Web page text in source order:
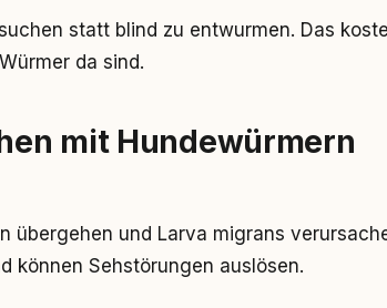
statt blind zu entwurmen. Das
da sind.
mit Hundewürmern
übergehen und Larva migrans
können Sehstörungen auslösen.